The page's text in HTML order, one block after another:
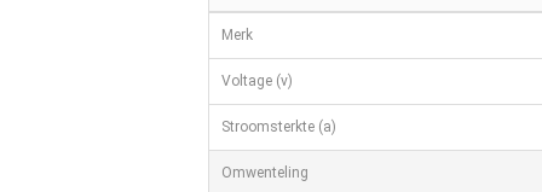
Merk
Voltage (v)
Stroomsterkte (a)
Omwenteling